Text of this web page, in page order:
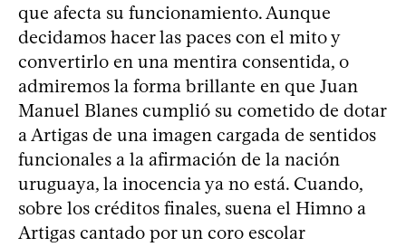
que afecta su funcionamiento. Aunque
decidamos hacer las paces con el mito y
convertirlo en una mentira consentida, o
admiremos la forma brillante en que Juan
Manuel Blanes cumplió su cometido de dotar
a Artigas de una imagen cargada de sentidos
funcionales a la afirmación de la nación
uruguaya, la inocencia ya no está. Cuando,
sobre los créditos finales, suena el Himno a
Artigas cantado por un coro escolar